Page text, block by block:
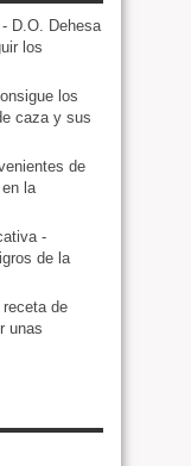
D.O. Dehesa
los
los
caza y sus
de
la
-
de la
de
unas